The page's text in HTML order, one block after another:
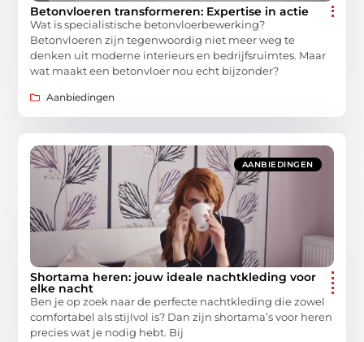
Betonvloeren transformeren: Expertise in actie
Wat is specialistische betonvloerbewerking?
Betonvloeren zijn tegenwoordig niet meer weg te
denken uit moderne interieurs en bedrijfsruimtes. Maar
wat maakt een betonvloer nou echt bijzonder?
Aanbiedingen
AANBIEDINGEN
Shortama heren: jouw ideale nachtkleding voor
elke nacht
Ben je op zoek naar de perfecte nachtkleding die zowel
comfortabel als stijlvol is? Dan zijn shortama’s voor heren
precies wat je nodig hebt. Bij